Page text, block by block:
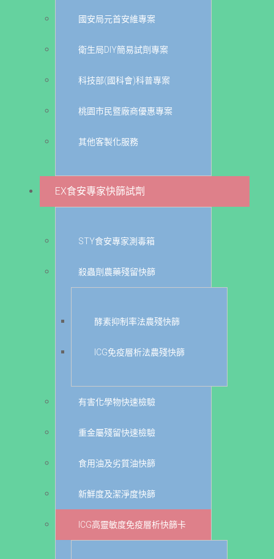
國安局元首安維專案
衛生局DIY簡易試劑專案
科技部(國科會)科普專案
桃園市民暨廠商優惠專案
其他客製化服務
EX食安專家快篩試劑
STY食安專家測毒箱
殺蟲劑農藥殘留快篩
酵素抑制率法農殘快篩
ICG免疫層析法農殘快篩
有害化學物快速檢驗
重金屬殘留快速檢驗
食用油及劣質油快篩
新鮮度及潔淨度快篩
ICG高靈敏度免疫層析快篩卡